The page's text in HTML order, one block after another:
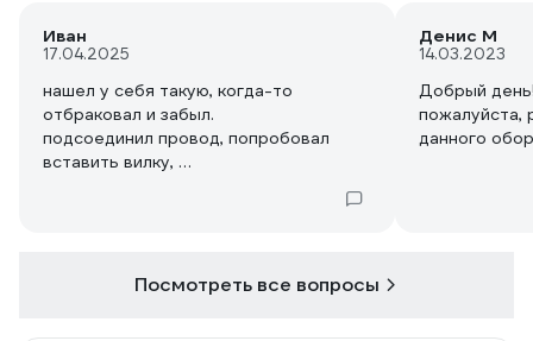
Иван
17.04.2025
нашел у себя такую, когда-то
отбраковал и забыл.
подсоединил провод, попробовал
вставить вилку,
корпус розетки (их там 3 внутри,
Денис М
14.03.2023
Добрый
пожалуйста,
данного
Посмотреть все вопросы